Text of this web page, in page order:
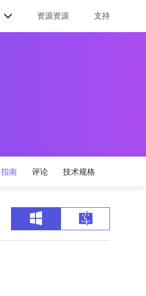
资源资源 支持
指南 评论 技术规格